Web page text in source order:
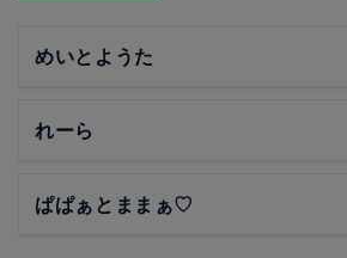
めいとようた
れーら
ぱぱぁとままぁ♡